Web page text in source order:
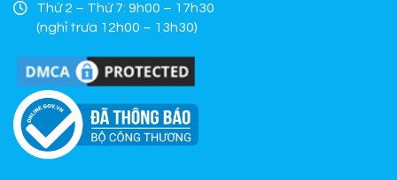
Thứ 2 – Thứ 7: 9h00 – 17h30
(nghỉ trưa 12h00 – 13h30)